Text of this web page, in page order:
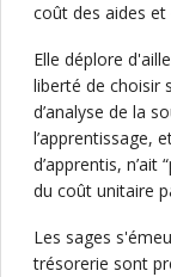
coût des aides et
Elle déplore
liberté de choisir
d’analyse de la
l’apprentissage,
d’apprentis,
du coût unitaire
Les sages
trésorerie sont